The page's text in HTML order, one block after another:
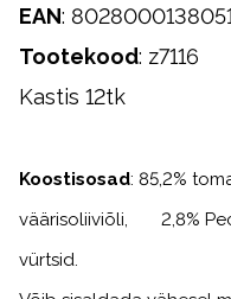
EAN:
Tootekood: z7116
Kastis 12tk
Koostisosad: 85,2%
väärisoliiviõli, 2,8%
vürtsid.